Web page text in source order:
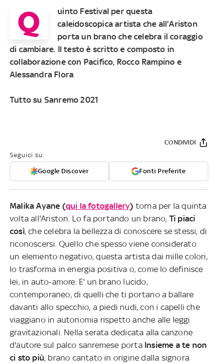
Q
uinto Festival per questa
caleidoscopica artista che all'Ariston
porta un brano che celebra il coraggio
di cambiare. Il testo è scritto e composto in
collaborazione con Pacifico, Rocco Rampino e
Alessandra Flora
Tutto su Sanremo 2021
Seguici su:
Google Discover Fonti Preferite
CONDIVIDI
Malika Ayane (qui la fotogallery) torna per la quinta
volta all'Ariston. Lo fa portando un brano, Ti piaci
così, che celebra la bellezza di conoscere se stessi, di
riconoscersi. Quello che spesso viene considerato
un elemento negativo, questa artista dai mille colori,
lo trasforma in energia positiva o, come lo definisce
lei, in auto-amore. E' un brano lucido,
contemporaneo, di quelli che ti portano a ballare
davanti allo specchio, a piedi nudi, con i capelli che
viaggiano in autonomia rispetto anche alle leggi
gravitazionali. Nella serata dedicata alla canzone
d'autore sul palco sanremese portaInsieme a te non
ci sto più, brano cantato in origine dalla signora